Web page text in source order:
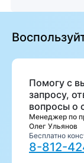
Помогу с
запросу,
вопросы о
Менеджер по
Олег Ульянов
Бесплатно
8-812-